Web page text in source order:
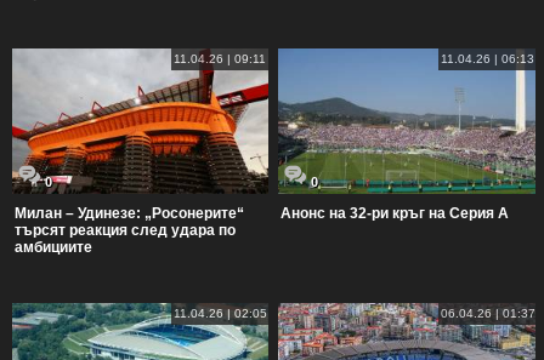
11.04.26 | 09:11
0
Милан – Удинезе: „Росонерите“
търсят реакция след удара по
амбициите
11.04.26 | 06:13
0
Анонс на 32-ри кръг на Серия А
11.04.26 | 02:05 06.04.26 | 01:37